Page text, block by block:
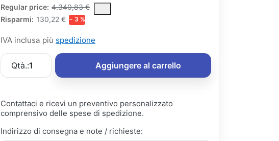
Regular price: 4.340,83 €
The Regular Price is the median selling price paid by customers for a product,
Risparmi: 130,22 € − 3 %
IVA inclusa più spedizione
Qtà.:1 Aggiungere al carrello
Contattaci e ricevi un preventivo personalizzato
comprensivo delle spese di spedizione.
Indirizzo di consegna e note / richieste: